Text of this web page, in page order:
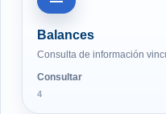
Balances
Consulta de información
Consultar
4